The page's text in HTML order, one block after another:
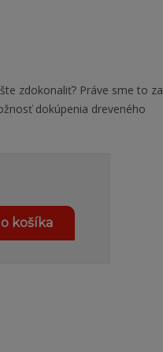
zdokonaliť? Práve sme to za
dokúpenia dreveného
košíka